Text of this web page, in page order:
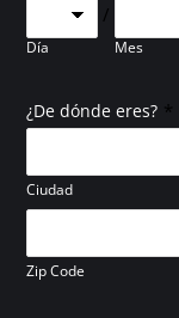
Día
/
Mes
¿De dónde eres? *
Ciudad
Zip Code